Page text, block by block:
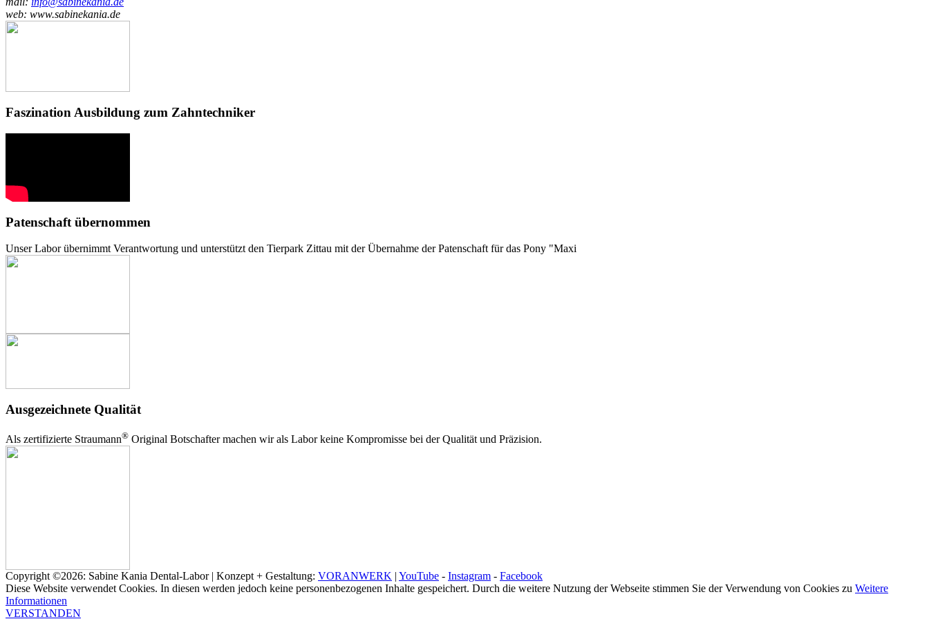
web: www.sabinekania.de
Faszination Ausbildung zum Zahntechniker
Patenschaft übernommen
Unser Labor übernimmt Verantwortung und unterstützt den Tierpark Zittau mit der Übernahme der Patenschaft für das Pony "Maxi
Ausgezeichnete Qualität
Als zertifizierte Straumann® Original Botschafter machen wir als Labor keine Kompromisse bei der Qualität und Präzision.
Copyright ©2026: Sabine Kania Dental-Labor | Konzept + Gestaltung: VORANWERK | YouTube - Instagram - Facebook
Diese Website verwendet Cookies. In diesen werden jedoch keine personenbezogenen Inhalte gespeichert. Durch die weitere Nutzung der Webseite stimmen Sie der Verwendung von Cookies zu Weitere
Informationen
VERSTANDEN